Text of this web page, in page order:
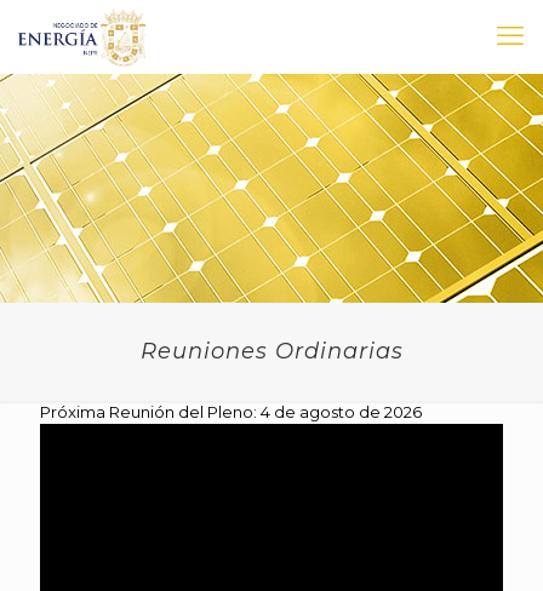
Reuniones Ordinarias
Próxima Reunión del Pleno: 4 de agosto de 2026